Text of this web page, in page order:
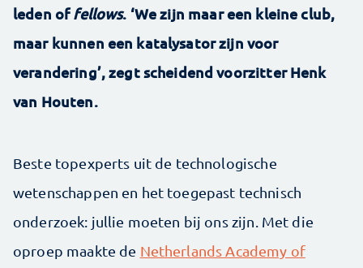
leden offellows. ‘We zijn maar een kleine club,
maar kunnen een katalysator zijn voor
verandering’, zegt scheidend voorzitter Henk
van Houten.
Beste topexperts uit de technologische
wetenschappen en het toegepast technisch
onderzoek: jullie moeten bij ons zijn. Met die
oproep maakte de Netherlands Academy of